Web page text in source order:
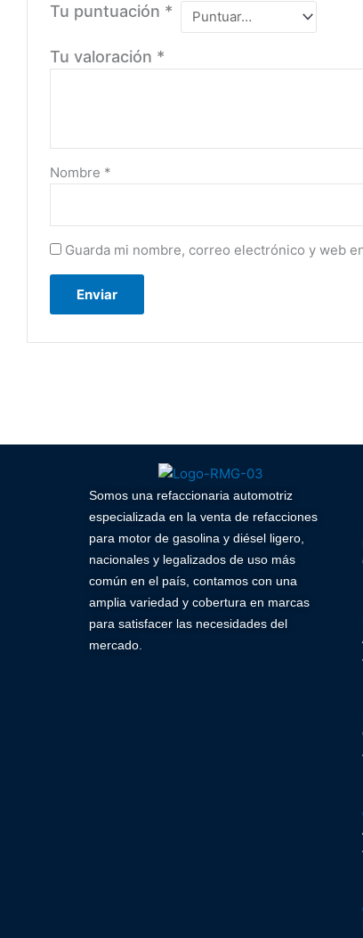
Tu puntuación *
Tu valoración *
Nombre *
Guarda mi nombre, correo electrónico y web
Somos una refaccionaria automotriz
especializada en la venta de refacciones
para motor de gasolina y diésel ligero,
nacionales y legalizados de uso más
común en el país, contamos con una
amplia variedad y cobertura en marcas
para satisfacer las necesidades del
mercado.